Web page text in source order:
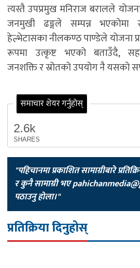
त्यस्तै उपप्रमुख मनिराज बरालले
जनमुखी ढङ्गले सम्पन्न भएकोमा
हेल्भेटासका नीलकण्ठ पाण्डेले योजना
रूपमा उत्कृष्ट भएको बताउँदै,
जनशक्ति र स्रोतको उपयोग नै यसको
समाचार शेयर गर्नुहोस्
2.6k
SHARES
"पहिचानमा प्रकाशित सामाग्रीबारे
र कुनै सामाग्री भए
पठाउनु होला।"
प्रतिक्रिया दिनुहोस्